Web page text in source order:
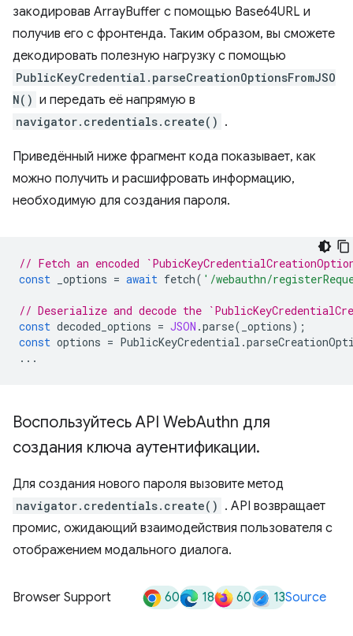
закодировав ArrayBuffer с помощью Base64URL и
получив его с фронтенда. Таким образом, вы сможете
декодировать полезную нагрузку с помощью
PublicKeyCredential.parseCreationOptionsFromJSO
N() и передать её напрямую в
navigator.credentials.create() .
Приведённый ниже фрагмент кода показывает, как
можно получить и расшифровать информацию,
необходимую для создания пароля.
// Fetch an encoded
const
_options = await fetch( '/webauthn/
// Deserialize and decode the
const decoded_options = JSON .parse( _options);
const options = PublicKeyCredential .
...
Воспользуйтесь API WebAuthn для
создания ключа аутентификации.
Для создания нового пароля вызовите метод
navigator.credentials.create() . API возвращает
промис, ожидающий взаимодействия пользователя с
отображением модального диалога.
Browser Support 60 18 60 13Source